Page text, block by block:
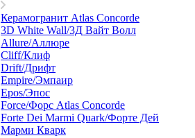
Керамогранит Atlas Concorde
3D White Wall/3Д Вайт Волл
Allure/Аллюрe
Cliff/Клиф
Drift/Дрифт
Empire/Эмпаир
Epos/Эпос
Force/Фoрс Atlas Concorde
Forte Dei Marmi Quark/Форте Дей
Марми Кварк